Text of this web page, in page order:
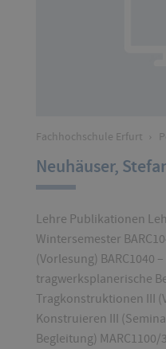
Fachhochschule Erfurt ›
Neuhäuser,
Lehre Publikationen
Wintersemester
(Vorlesung) BARC1040
tragwerksplanerische
Tragkonstruktionen III
Konstruieren III
Begleitung) MARC1100/